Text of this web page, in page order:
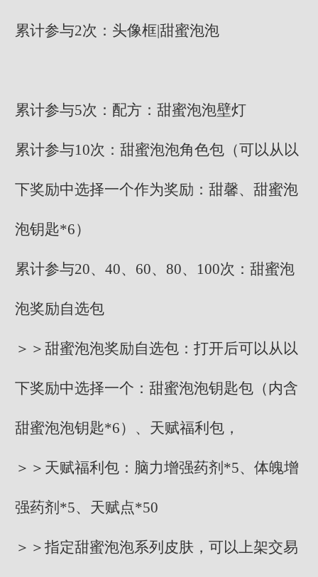
累计参与2次：头像框|甜蜜泡泡
累计参与5次：配方：甜蜜泡泡壁灯
累计参与10次：甜蜜泡泡角色包（可以从以
下奖励中选择一个作为奖励：甜馨、甜蜜泡
泡钥匙*6）
累计参与20、40、60、80、100次：甜蜜泡
泡奖励自选包
＞＞甜蜜泡泡奖励自选包：打开后可以从以
下奖励中选择一个：甜蜜泡泡钥匙包（内含
甜蜜泡泡钥匙*6）、天赋福利包，
＞＞天赋福利包：脑力增强药剂*5、体魄增
强药剂*5、天赋点*50
＞＞指定甜蜜泡泡系列皮肤，可以上架交易